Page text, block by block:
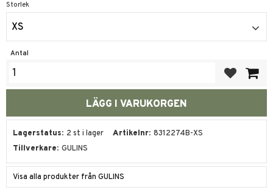
Storlek
XS
Antal
Lagerstatus 2 st i lager Artikelnr 8312274B-XS
Tillverkare GULINS
Visa alla produkter från GULINS